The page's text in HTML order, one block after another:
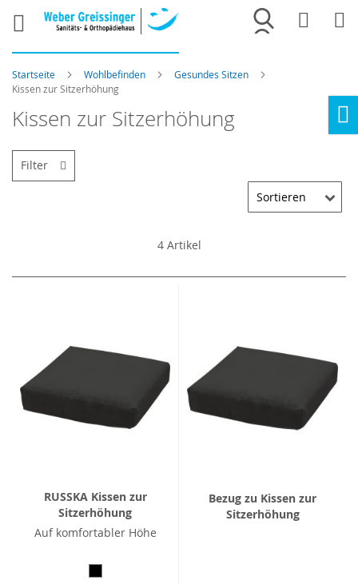
Merkliste
Startseite Wohlbefinden
Gesundes Sitzen
Kissen zur Sitzerhöhung
Kissen zur Sitzerhöhung
4Artikel
RUSSKA Kissen zur
Sitzerhöhung
Auf komfortabler Höhe
Bezug zu Kissen zur
Sitzerhöhung
Filter